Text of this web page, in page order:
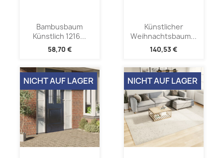
Bambusbaum
Künstlich 1216...
58,70 €
Künstlicher
Weihnachtsbaum...
140,53 €
NICHT AUF LAGER NICHT AUF LAGER